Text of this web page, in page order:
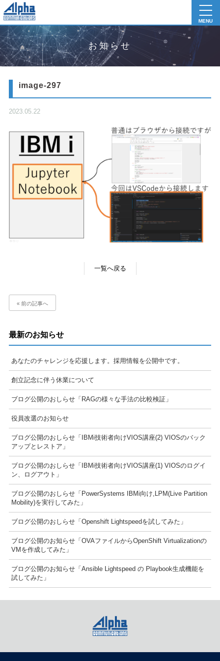
MENU
お知らせ
image-297
2023.05.22
一覧へ戻る
« 前の記事へ
最新のお知らせ
あなたのチャレンジを応援します。採用情報を公開中です。
創立記念に伴う休業について
ブログ公開のおしらせ「RAGの様々な手法の比較検証」
役員改選のお知らせ
ブログ公開のおしらせ「IBMi技術者向けVIOS講座(2) VIOSのバック
アップとレストア」
ブログ公開のおしらせ「IBMi技術者向けVIOS講座(1) VIOSのログイ
ン、ログアウト」
ブログ公開のおしらせ「PowerSystems IBMi向け,LPM(Live Partition
Mobility)を実行してみた」
ブログ公開のおしらせ「Openshift Lightspeedを試してみた」
ブログ公開のお知らせ「OVAファイルからOpenShift Virtualizationの
VMを作成してみた」
ブログ公開のお知らせ「Ansible Lightspeed の Playbook生成機能を
試してみた」